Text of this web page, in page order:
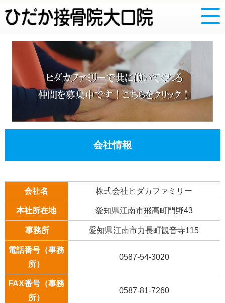
会社情報
会社名 株式会社ヒダカファミリー
本社所在地 愛知県江南市飛高町門野43
事務所 愛知県江南市力長町観音寺115
電話番号（事務
所）
0587-54-3020
FAX番号（事務
所）
0587-81-7260